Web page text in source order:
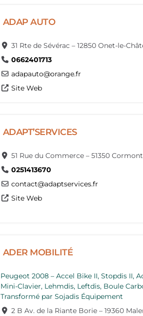
ADAP AUTO
31 Rte de Sévérac – 12850 Onet-le-
0662401713
adapauto@orange.fr
Site Web
ADAPT’SERVICES
51 Rue du Commerce– 51350
0251413670
contact@adaptservices.fr
Site Web
ADER MOBILITÉ
Peugeot 2008 – Accel Bike II, Stopdis II,
Mini-Clavier, Lehmdis, Leftdis, Boule
Transformé par Sojadis Équipement
2 B Av. de la Riante Borie– 19360